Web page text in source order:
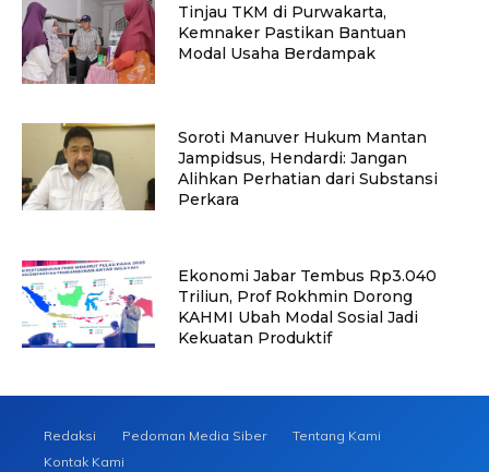
Tinjau TKM di Purwakarta,
Kemnaker Pastikan Bantuan
Modal Usaha Berdampak
Soroti Manuver Hukum Mantan
Jampidsus, Hendardi: Jangan
Alihkan Perhatian dari Substansi
Perkara
Ekonomi Jabar Tembus Rp3.040
Triliun, Prof Rokhmin Dorong
KAHMI Ubah Modal Sosial Jadi
Kekuatan Produktif
Redaksi Pedoman Media Siber
Tentang Kami
Kontak Kami